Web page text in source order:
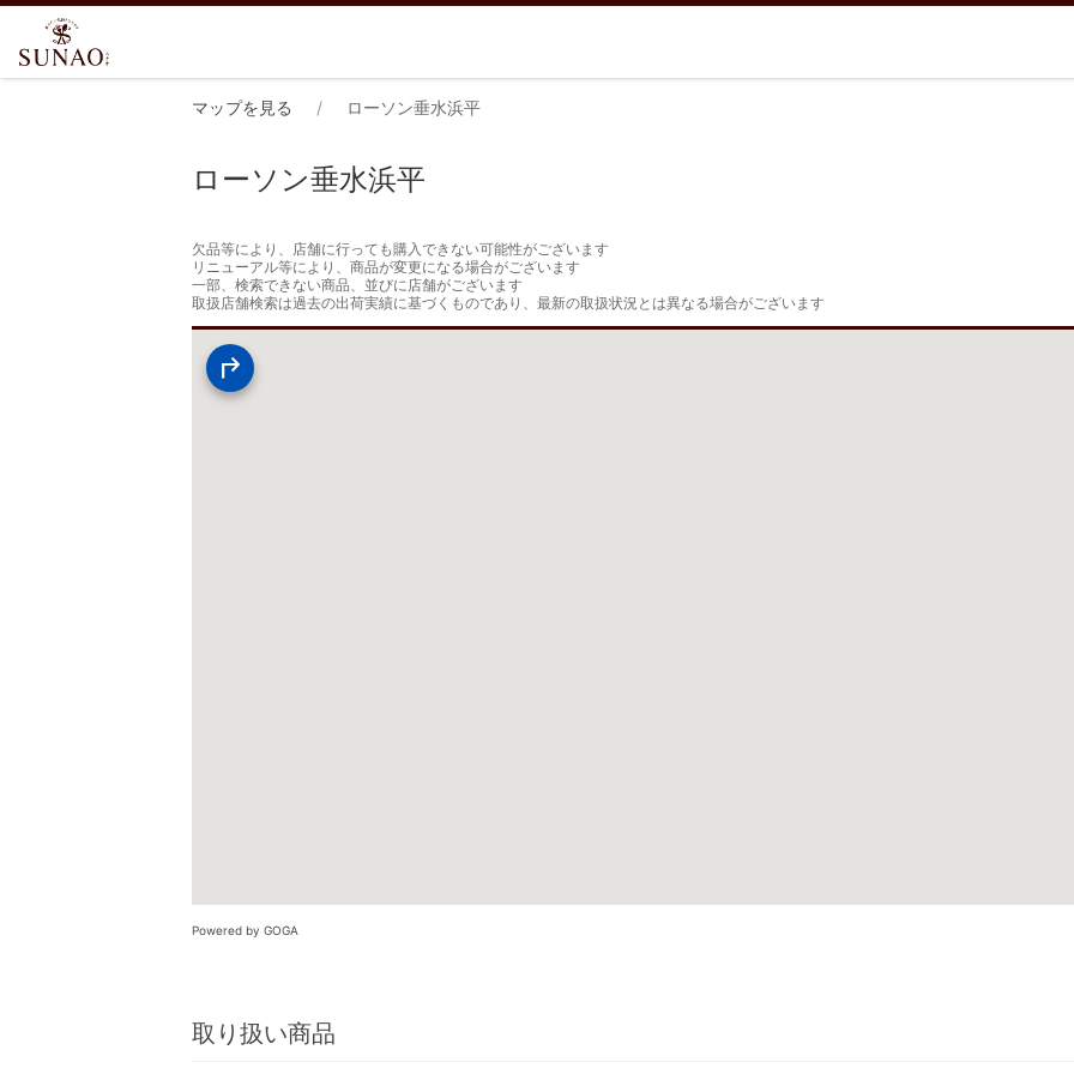
マップを見る ローソン垂水浜平
ローソン垂水浜平
欠品等により、店舗に行っても購入できない可能性がございます
リニューアル等により、商品が変更になる場合がございます
一部、検索できない商品、並びに店舗がございます
取扱店舗検索は過去の出荷実績に基づくものであり、最新の取扱状況とは異なる場合がございます
Powered by GOGA
取り扱い商品